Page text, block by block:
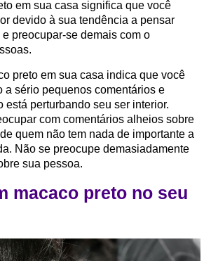
em sua casa significa que você
devido à sua tendência a pensar
preocupar-se demais com o
preto em sua casa indica que você
a sério pequenos comentários e
está perturbando seu ser interior.
com comentários alheios sobre
quem não tem nada de importante a
Não se preocupe demasiadamente
sua pessoa.
macaco preto no seu